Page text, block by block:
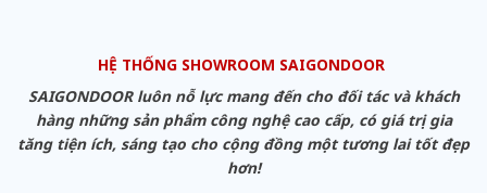
HỆ THỐNG SHOWROOM SAIGONDOOR
SAIGONDOOR luôn nỗ lực mang đến cho đối tác và khách
hàng những sản phẩm công nghệ cao cấp, có giá trị gia
tăng tiện ích, sáng tạo cho cộng đồng một tương lai tốt đẹp
hơn!